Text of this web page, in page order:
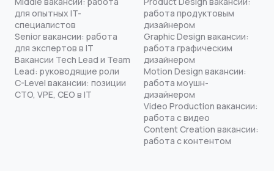
для опытных IT-
специалистов
Senior вакансии: работа
для экспертов в IT
Вакансии Tech Lead и Team
Lead: руководящие роли
C-Level вакансии: позиции
CTO, VPE, CEO в IT
работа продуктовым
дизайнером
Graphic Design вакансии:
работа графическим
дизайнером
Motion Design вакансии:
работа моушн-
дизайнером
Video Production вакансии:
работа с видео
Content Creation вакансии:
работа с контентом